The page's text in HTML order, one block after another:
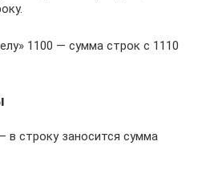
1100 — сумма строк с 1110
в строку заносится сумма